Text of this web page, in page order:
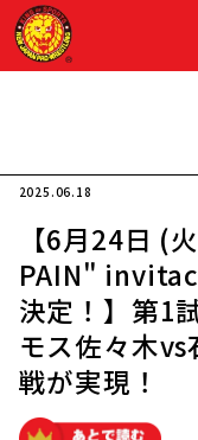
2025.06.18
【6月24日 (
PAIN"
決定！】第1
モス佐々木
戦が実現！